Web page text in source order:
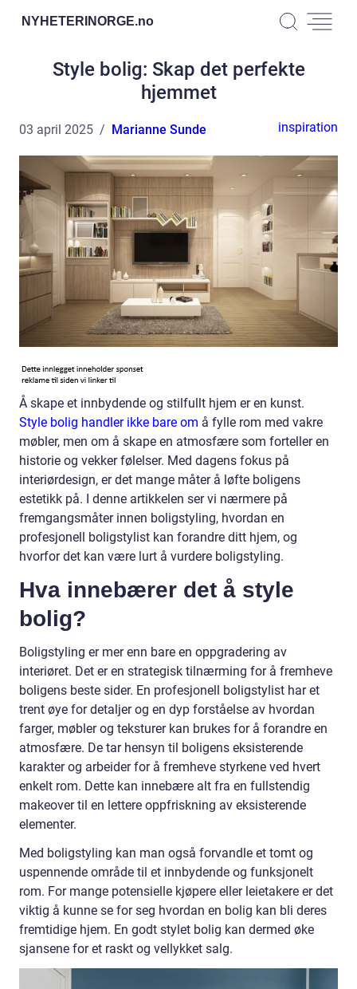
NYHETERINORGE.no
Style bolig: Skap det perfekte
hjemmet
03 april 2025 Marianne Sunde inspiration
Å skape et innbydende og stilfullt hjem er en kunst.
Style bolig handler ikke bare om å fylle rom med vakre
møbler, men om å skape en atmosfære som forteller en
historie og vekker følelser. Med dagens fokus på
interiørdesign, er det mange måter å løfte boligens
estetikk på. I denne artikkelen ser vi nærmere på
fremgangsmåter innen boligstyling, hvordan en
profesjonell boligstylist kan forandre ditt hjem, og
hvorfor det kan være lurt å vurdere boligstyling.
Hva innebærer det å style
bolig?
Boligstyling er mer enn bare en oppgradering av
interiøret. Det er en strategisk tilnærming for å fremheve
boligens beste sider. En profesjonell boligstylist har et
trent øye for detaljer og en dyp forståelse av hvordan
farger, møbler og teksturer kan brukes for å forandre en
atmosfære. De tar hensyn til boligens eksisterende
karakter og arbeider for å fremheve styrkene ved hvert
enkelt rom. Dette kan innebære alt fra en fullstendig
makeover til en lettere oppfriskning av eksisterende
elementer.
Med boligstyling kan man også forvandle et tomt og
uspennende område til et innbydende og funksjonelt
rom. For mange potensielle kjøpere eller leietakere er det
viktig å kunne se for seg hvordan en bolig kan bli deres
fremtidige hjem. En godt stylet bolig kan dermed øke
sjansene for et raskt og vellykket salg.